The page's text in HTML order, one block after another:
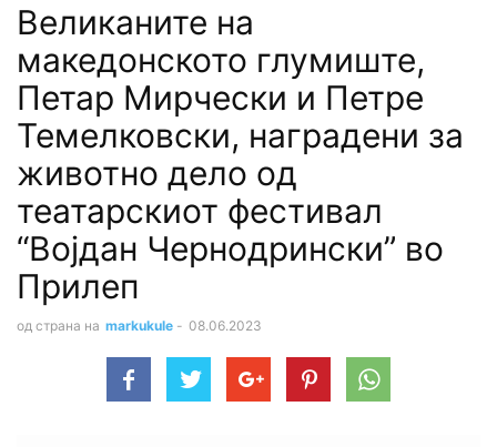
Великаните на
македонското глумиште,
Петар Мирчески и Петре
Темелковски, наградени за
животно дело од
театарскиот фестивал
“Војдан Чернодрински” во
Прилеп
од страна на markukule - 08.06.2023